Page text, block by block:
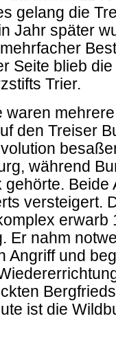
gelang die
Jahr später
Seite blieb
Trier.
waren mehrere
den Treiser
während
Beide
versteigert.
erwarb
Er nahm
Angriff und
ist die